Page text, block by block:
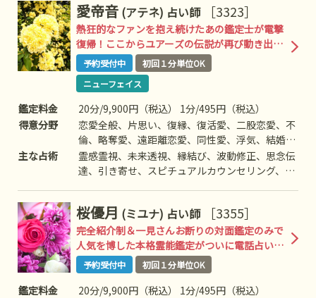
心霊相談、など
去、高次との交信、呪術、レイキヒーリング、な
ど
愛帝音 (アテネ) 占い師 ［3323］
熱狂的なファンを抱え続けたあの鑑定士が電撃
復帰！ここからユアーズの伝説が再び動き出
す！
予約受付中
初回１分単位OK
ニューフェイス
鑑定料金
20分/9,900円（税込） 1分/495円（税込）
得意分野
恋愛全般、片思い、復縁、復活愛、二股恋愛、不
倫、略奪愛、遠距離恋愛、同性愛、浮気、結婚、
離婚、夫婦問題、家庭/家族問題、親子、育児、
教育、介護、引っ越し、仕事全般、適職、経営、
主な占術
霊感霊視、未来透視、縁結び、波動修正、思念伝
達、引き寄せ、スピチュアルカウンセリング、オ
桜優月 (ミユナ) 占い師 ［3355］
完全紹介制＆一見さんお断りの対面鑑定のみで
人気を博した本格霊能鑑定がついに電話占い解
禁！
予約受付中 初回１分単位OK
鑑定料金
20分/9,900円（税込） 1分/495円（税込）